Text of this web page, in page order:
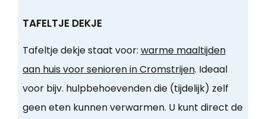
TAFELTJE DEKJE
Tafeltje dekje staat voor: warme maaltijden
aan huis voor senioren in Cromstrijen. Ideaal
voor bijv. hulpbehoevenden die (tijdelijk) zelf
geen eten kunnen verwarmen. U kunt direct de